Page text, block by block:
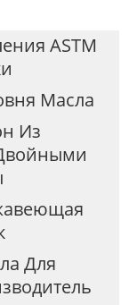
ASTM
Масла
Из
Для